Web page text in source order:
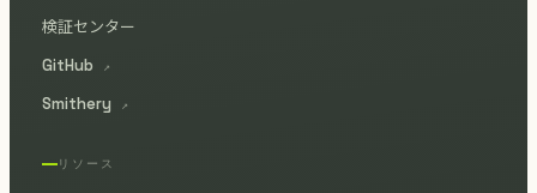
検証センター
GitHub
↗
Smithery ↗
リソース